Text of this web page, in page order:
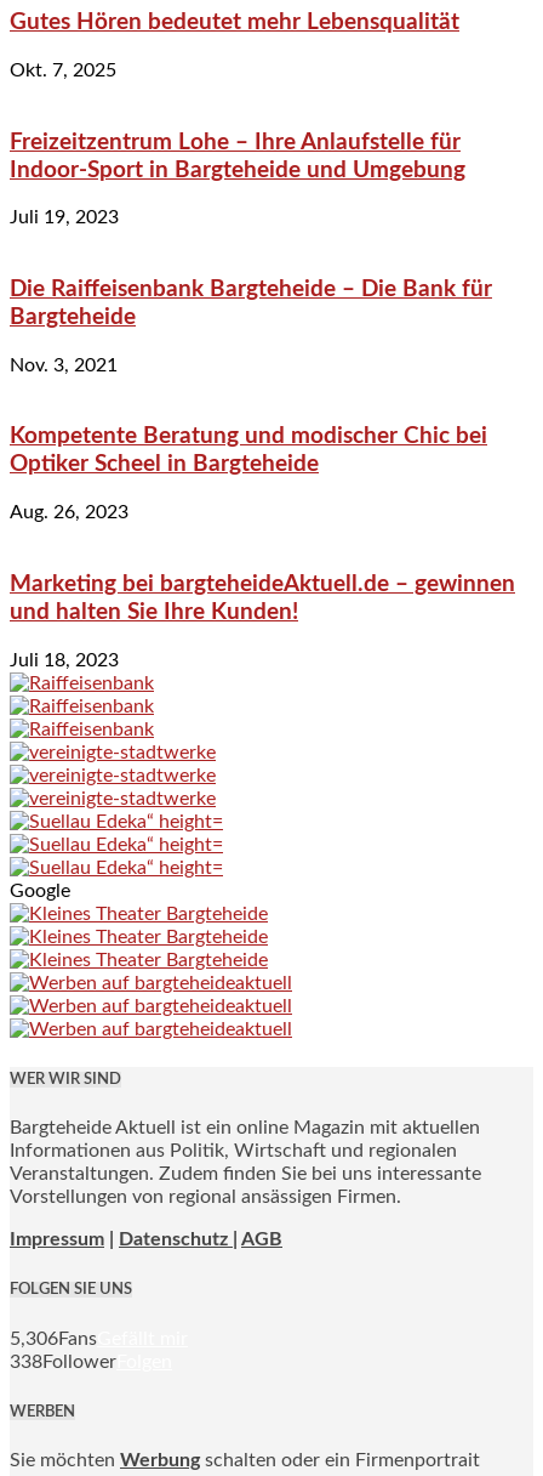
Gutes Hören bedeutet mehr Lebensqualität
Okt. 7, 2025
Freizeitzentrum Lohe – Ihre Anlaufstelle für
Indoor-Sport in Bargteheide und Umgebung
Juli 19, 2023
Die Raiffeisenbank Bargteheide – Die Bank für
Bargteheide
Nov. 3, 2021
Kompetente Beratung und modischer Chic bei
Optiker Scheel in Bargteheide
Aug. 26, 2023
Marketing bei bargteheideAktuell.de – gewinnen
und halten Sie Ihre Kunden!
Juli 18, 2023
Google
WER WIR SIND
Bargteheide Aktuell ist ein online Magazin mit aktuellen
Informationen aus Politik, Wirtschaft und regionalen
Veranstaltungen. Zudem finden Sie bei uns interessante
Vorstellungen von regional ansässigen Firmen.
Impressum Datenschutz | AGB
FOLGEN SIE UNS
5,306Fans
338Follower
WERBEN
Sie möchten Werbung schalten oder ein Firmenportrait